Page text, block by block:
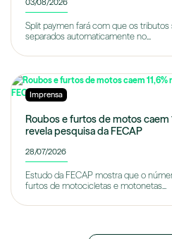
03/08/2026
Split paymen fará com que os
separados automaticamente no...
Imprensa
Roubos e furtos de motos caem
revela pesquisa da FECAP
28/07/2026
Estudo da FECAP mostra que o
furtos de motocicletas e motonetas...